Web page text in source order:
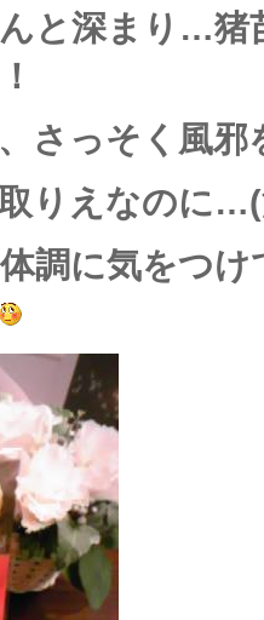
と深まり…猪
さっそく風邪
りえなのに
調に気をつ